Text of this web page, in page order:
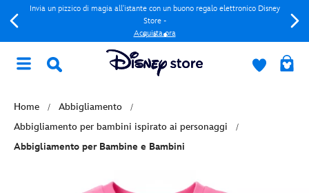
Invia un pizzico di magia all'istante con un buono regalo elettronico Disney
Store -
Acquista ora
Home
Abbigliamento
Abbigliamento per bambini ispirato ai personaggi
Abbigliamento per Bambine e Bambini